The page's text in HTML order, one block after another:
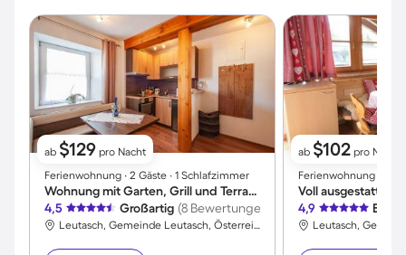
ab $129 pro Nacht
Ferienwohnung ∙ 2 Gäste ∙ 1 Schlafzimmer
Wohnung mit Garten, Grill und Terrasse | Panoramablick
4,5
Großartig (8 Bewertungen)
Leutasch, Gemeinde Leutasch, Österreich
ab $102 pro Nacht
Ferienwohnung ∙ 8
4,9